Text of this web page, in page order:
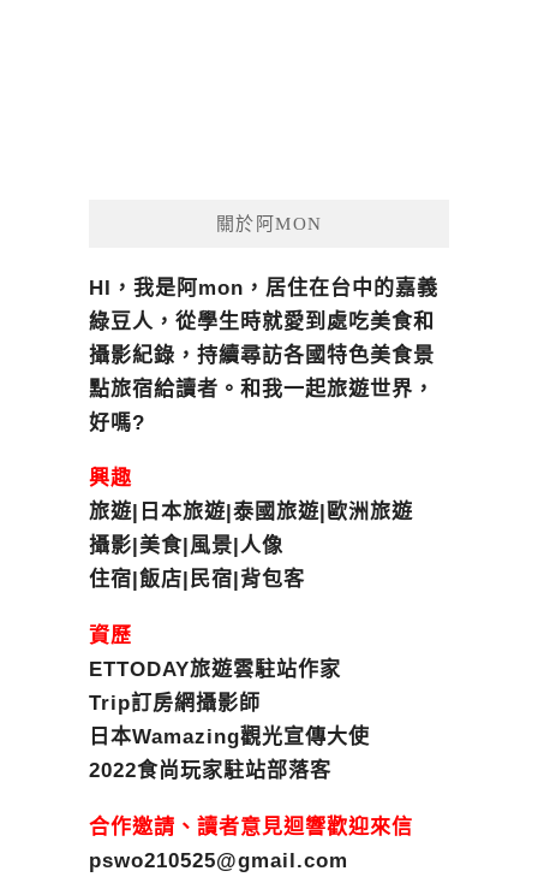
關於阿MON
HI，我是阿mon，居住在台中的嘉義
綠豆人，從學生時就愛到處吃美食和
攝影紀錄，持續尋訪各國特色美食景
點旅宿給讀者。和我一起旅遊世界，
好嗎?
興趣
旅遊|日本旅遊|泰國旅遊|歐洲旅遊
攝影|美食|風景|人像
住宿|飯店|民宿|背包客
資歷
ETTODAY旅遊雲駐站作家
Trip訂房網攝影師
日本Wamazing觀光宣傳大使
2022食尚玩家駐站部落客
合作邀請、讀者意見迴響歡迎來信
pswo210525@gmail.com